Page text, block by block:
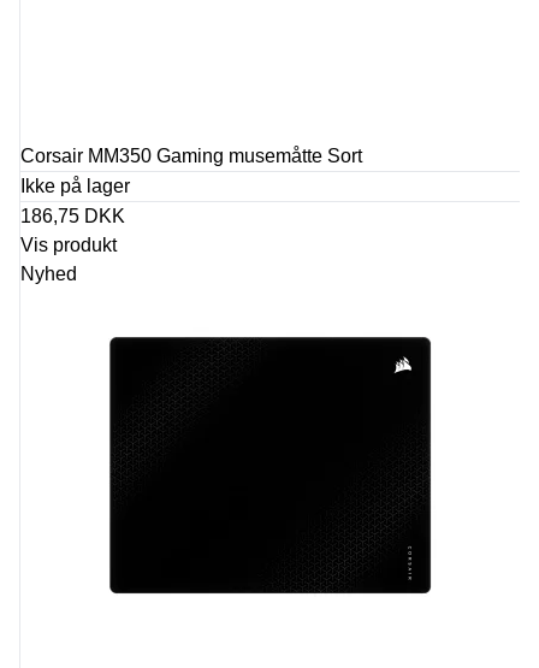
Corsair MM350 Gaming musemåtte Sort
Ikke på lager
186,75 DKK
Vis produkt
Nyhed